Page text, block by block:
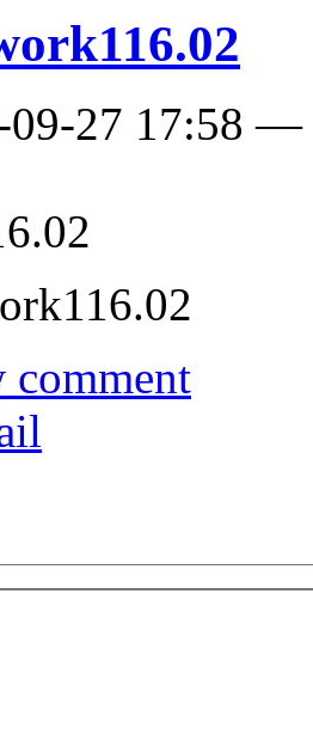
09-27 17:58 —
comment